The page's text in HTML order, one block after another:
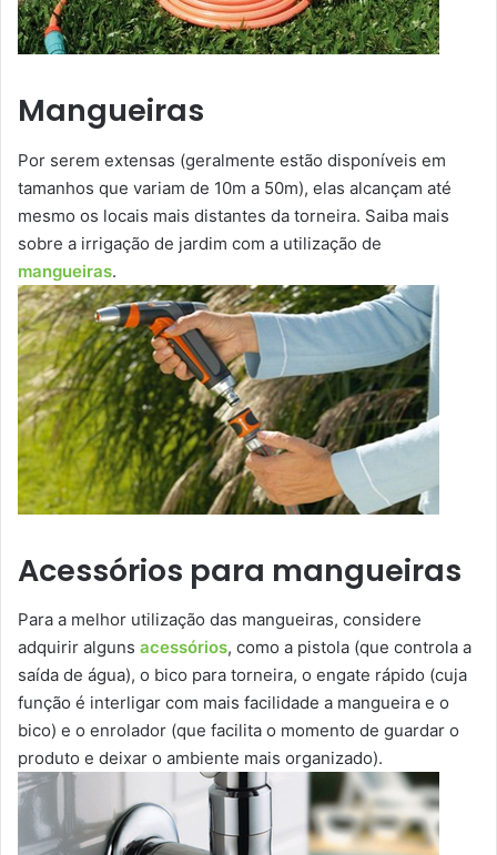
Mangueiras
Por serem extensas (geralmente estão disponíveis em
tamanhos que variam de 10m a 50m), elas alcançam até
mesmo os locais mais distantes da torneira. Saiba mais
sobre a irrigação de jardim com a utilização de
mangueiras.
Acessórios para mangueiras
Para a melhor utilização das mangueiras, considere
adquirir alguns acessórios, como a pistola (que controla a
saída de água), o bico para torneira, o engate rápido (cuja
função é interligar com mais facilidade a mangueira e o
bico) e o enrolador (que facilita o momento de guardar o
produto e deixar o ambiente mais organizado).